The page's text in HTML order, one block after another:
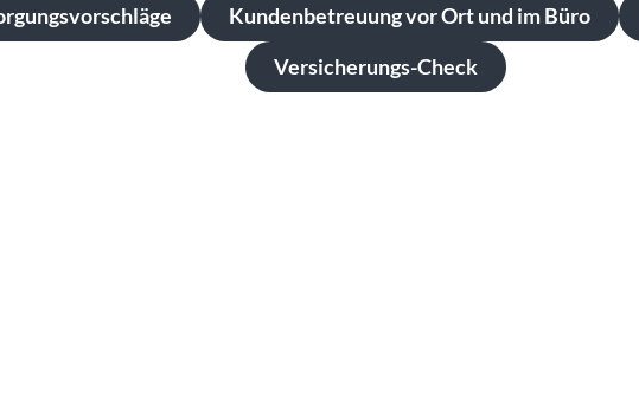
Kundenbetreuung vor Ort und im Büro
Versicherungs-Check